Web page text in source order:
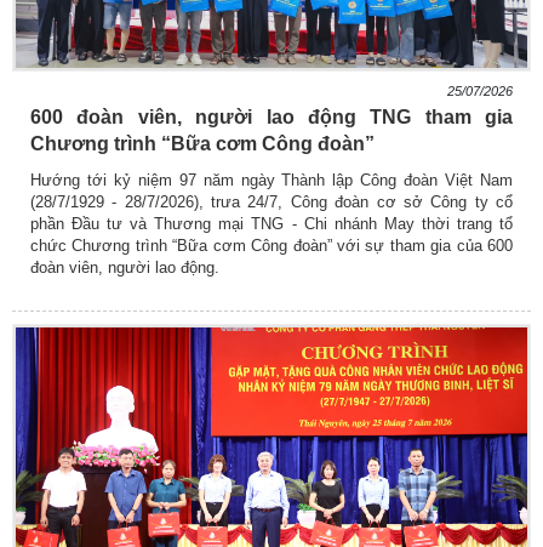
25/07/2026
600 đoàn viên, người lao động TNG tham gia
Chương trình “Bữa cơm Công đoàn”
Hướng tới kỷ niệm 97 năm ngày Thành lập Công đoàn Việt Nam
(28/7/1929 - 28/7/2026), trưa 24/7, Công đoàn cơ sở Công ty cổ
phần Đầu tư và Thương mại TNG - Chi nhánh May thời trang tổ
chức Chương trình “Bữa cơm Công đoàn” với sự tham gia của 600
đoàn viên, người lao động.